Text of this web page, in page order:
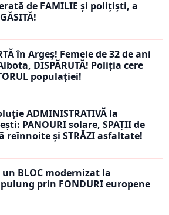
de FAMILIE și polițiști, a
în Argeș! Femeie de 32 de ani
DISPĂRUTĂ! Poliția cere
populației!
ADMINISTRATIVĂ la
PANOURI solare, SPAȚII de
reînnoite și STRĂZI asfaltate!
BLOC modernizat la
prin FONDURI europene